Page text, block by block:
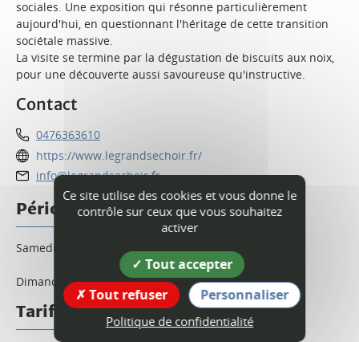
sociales. Une exposition qui résonne particulièrement
aujourd'hui, en questionnant l'héritage de cette transition
sociétale massive.
La visite se termine par la dégustation de biscuits aux noix,
pour une découverte aussi savoureuse qu'instructive.
Contact
0476363610
https://www.legrandsechoir.fr/
info@legrandsechoir.fr
Périodes d'ouverture
Samedi 19 septembre 2026 de 15h30 à 16h30.
Dimanche 20 septembre 2026 de 15h30 à 16h30.
Tarif
Ce site utilise des cookies et vous donne le
contrôle sur ceux que vous souhaitez
activer
Tout accepter
Tout refuser
Personnaliser
Politique de confidentialité